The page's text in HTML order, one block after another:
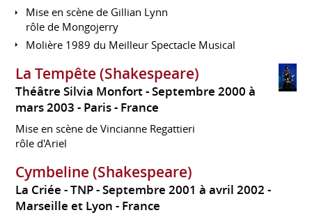
Mise en scène de Gillian Lynn
rôle de Mongojerry
Molière 1989 du Meilleur Spectacle Musical
La Tempête (Shakespeare)
Théâtre Silvia Monfort
Septembre 2000 à
mars 2003 Paris France
Mise en scène de Vincianne Regattieri
rôle d'Ariel
Cymbeline (Shakespeare)
La Criée - TNP
Septembre 2001 à avril 2002
Marseille et Lyon
France